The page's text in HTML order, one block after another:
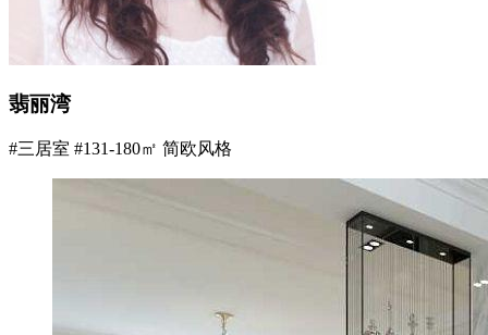
翡丽湾
#三居室 #131-180㎡ 简欧风格